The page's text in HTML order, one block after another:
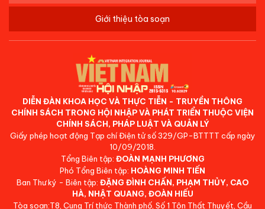
Giới thiệu tòa soạn
DIỄN ĐÀN KHOA HỌC VÀ THỰC TIỄN - TRUYỀN THÔNG
CHÍNH SÁCH TRONG HỘI NHẬP VÀ PHÁT TRIỂN THUỘC VIỆN
CHÍNH SÁCH, PHÁP LUẬT VÀ QUẢN LÝ
Giấy phép hoạt động Tạp chí Điện tử số 329/GP-BTTTT cấp ngày
10/09/2018.
Tổng Biên tập: ĐOÀN MẠNH PHƯƠNG
Phó Tổng Biên tập: HOÀNG MINH TIẾN
Ban Thư ký - Biên tập: ĐẶNG ĐÌNH CHẤN, PHẠM THỦY, CAO
HÀ, NHẬT QUANG, ĐOÀN HIẾU
Tòa soạn:T8, Cung Trí thức Thành phố, Số 1 Tôn Thất Thuyết, Cầu